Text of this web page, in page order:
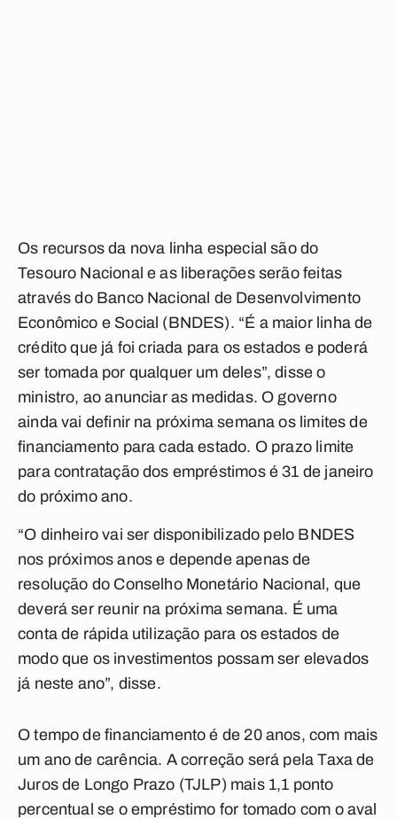
Os recursos da nova linha especial são do
Tesouro Nacional e as liberações serão feitas
através do Banco Nacional de Desenvolvimento
Econômico e Social (BNDES). “É a maior linha de
crédito que já foi criada para os estados e poderá
ser tomada por qualquer um deles”, disse o
ministro, ao anunciar as medidas. O governo
ainda vai definir na próxima semana os limites de
financiamento para cada estado. O prazo limite
para contratação dos empréstimos é 31 de janeiro
do próximo ano.
“O dinheiro vai ser disponibilizado pelo BNDES
nos próximos anos e depende apenas de
resolução do Conselho Monetário Nacional, que
deverá ser reunir na próxima semana. É uma
conta de rápida utilização para os estados de
modo que os investimentos possam ser elevados
já neste ano”, disse.
O tempo de financiamento é de 20 anos, com mais
um ano de carência. A correção será pela Taxa de
Juros de Longo Prazo (TJLP) mais 1,1 ponto
percentual se o empréstimo for tomado com o aval